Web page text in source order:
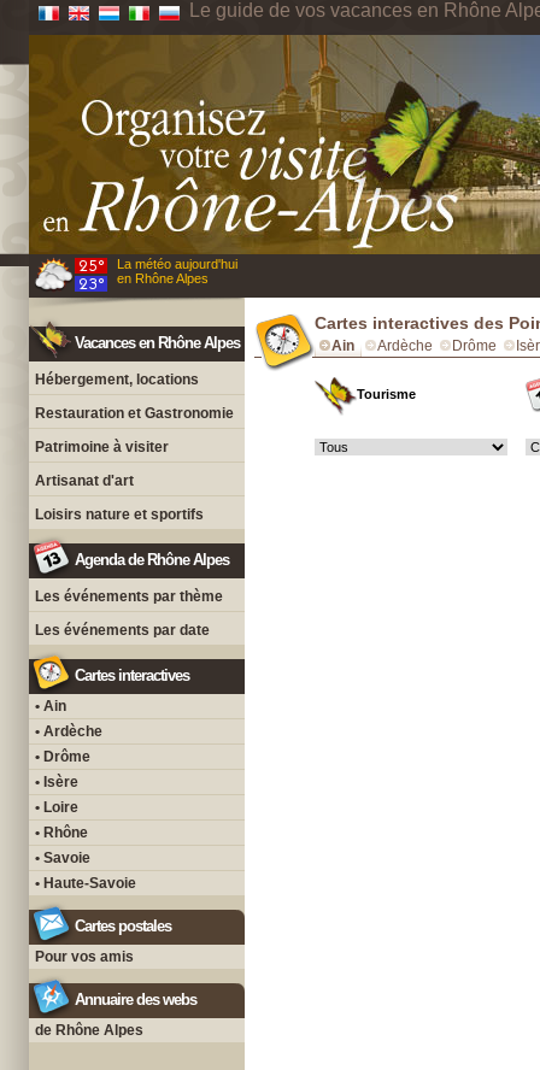
Le guide de vos vacances en Rhône
La météo aujourd'hui
en Rhône Alpes
Vacances en Rhône Alpes
Hébergement, locations
Restauration et Gastronomie
Patrimoine à visiter
Artisanat d'art
Loisirs nature et sportifs
Agenda de Rhône Alpes
Les événements par thème
Les événements par date
Cartes interactives
• Ain
• Ardèche
• Drôme
• Isère
• Loire
• Rhône
• Savoie
• Haute-Savoie
Cartes postales
Pour vos amis
Annuaire des webs
de Rhône Alpes
Cartes interactives des
Ain Ardèche Drôme
Tourisme